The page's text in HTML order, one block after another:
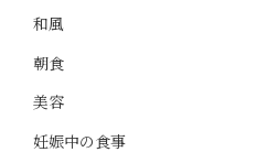
和風
朝食
美容
妊娠中の食事